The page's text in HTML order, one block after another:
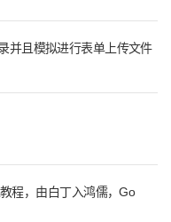
并且模拟进行表单上传文件
程，由白丁入鸿儒，Go